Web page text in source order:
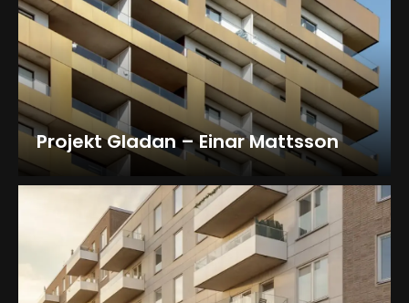
Projekt Gladan – Einar Mattsson